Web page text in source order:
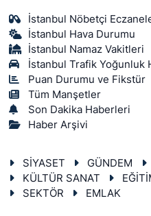
İstanbul Nöbetçi
İstanbul Hava Durumu
İstanbul Namaz Vakitleri
İstanbul Trafik Yoğunluk
Puan Durumu ve Fikstür
Tüm Manşetler
Son Dakika Haberleri
Haber Arşivi
SİYASET GÜNDEM
KÜLTÜR SANAT
SEKTÖR
EMLAK